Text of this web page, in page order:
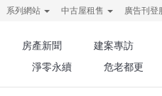
系列網站 中古屋租售 廣告刊登
房產新聞 建案專訪
淨零永續 危老都更